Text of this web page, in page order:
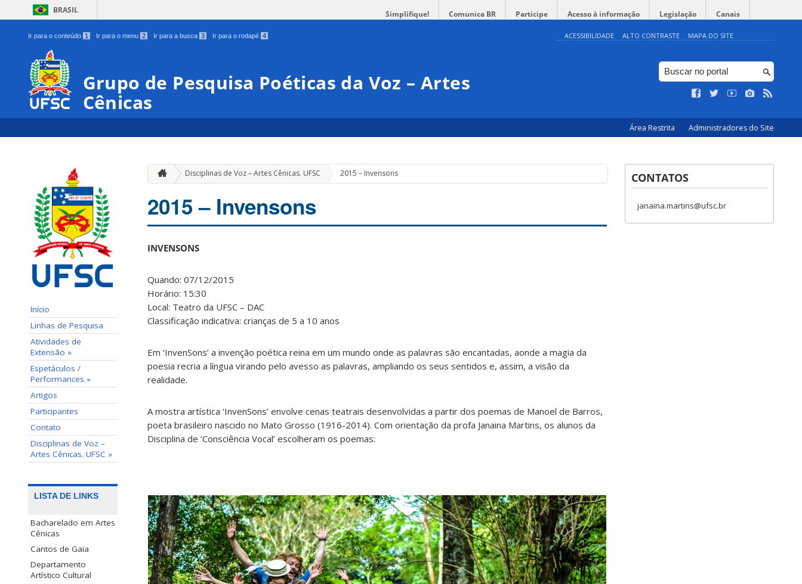
BRASIL Simplifique! Comunica BR Participe Acesso à informação Legislação Canais
Ir para o conteúdo 1 Ir para o menu 2 Ir para a busca 3 Ir para o rodapé 4 ACESSIBILIDADE ALTO CONTRASTE MAPA DO SITE
Grupo de Pesquisa Poéticas da Voz – Artes
Cênicas
Área Restrita Administradores do Site
Início
Linhas de Pesquisa
Atividades de
Extensão »
Espetáculos /
Performances »
Artigos
Participantes
Contato
Disciplinas de Voz –
Artes Cênicas. UFSC »
LISTA DE LINKS
Bacharelado em Artes
Cênicas
Cantos de Gaia
Departamento
Artístico Cultural
Disciplinas de Voz – Artes Cênicas. UFSC 2015 – Invensons
2015 – Invensons
INVENSONS
Quando: 07/12/2015
Horário: 15:30
Local: Teatro da UFSC – DAC
Classificação indicativa: crianças de 5 a 10 anos
Em ‘InvenSons’ a invenção poética reina em um mundo onde as palavras são encantadas, aonde a magia da
poesia recria a língua virando pelo avesso as palavras, ampliando os seus sentidos e, assim, a visão da
realidade.
A mostra artística ‘InvenSons’ envolve cenas teatrais desenvolvidas a partir dos poemas de Manoel de Barros,
poeta brasileiro nascido no Mato Grosso (1916-2014). Com orientação da profa Janaina Martins, os alunos da
Disciplina de ‘Consciência Vocal’ escolheram os poemas:
CONTATOS
janaina.martins@ufsc.br